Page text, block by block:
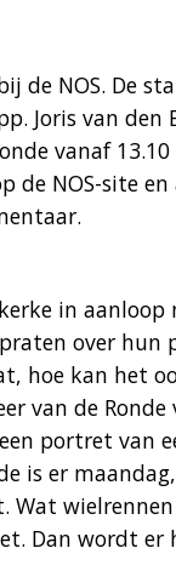
de NOS. De
Joris van den
vanaf 13.10
de NOS-site en
in aanloop
over hun
hoe kan het
van de Ronde
portret van
is er
Wat
Dan wordt er